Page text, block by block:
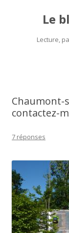
Le
Lecture,
Chaumont-
contactez-
7 réponses